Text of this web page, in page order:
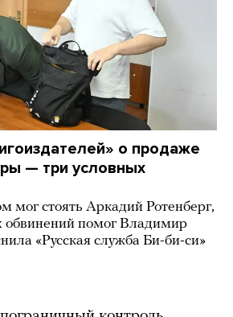
о продаже
— три условных
мог стоять Аркадий Ротенберг,
обвинений помог Владимир
«Русская служба Би-би-си»